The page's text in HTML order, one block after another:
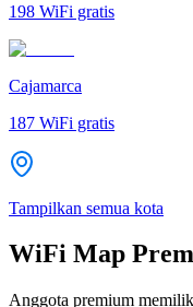
198 WiFi gratis
Cajamarca
187 WiFi gratis
Tampilkan semua kota
WiFi Map
Anggota premium